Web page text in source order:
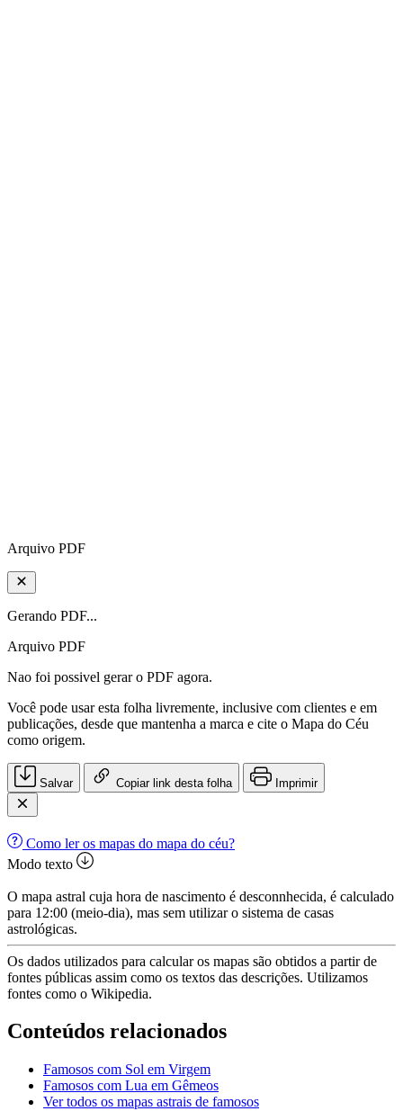
Arquivo PDF
Gerando PDF...
Arquivo PDF
Nao foi possivel gerar o PDF agora.
Você pode usar esta folha livremente, inclusive com clientes e em
publicações, desde que mantenha a marca e cite o Mapa do Céu
como origem.
Salvar Copiar link desta folha Imprimir
Como ler os mapas do mapa do céu?
Modo texto
O mapa astral cuja hora de nascimento é desconnhecida, é calculado
para 12:00 (meio-dia), mas sem utilizar o sistema de casas
astrológicas.
Os dados utilizados para calcular os mapas são obtidos a partir de
fontes públicas assim como os textos das descrições. Utilizamos
fontes como o Wikipedia.
Conteúdos relacionados
Famosos com Sol em Virgem
Famosos com Lua em Gêmeos
Ver todos os mapas astrais de famosos